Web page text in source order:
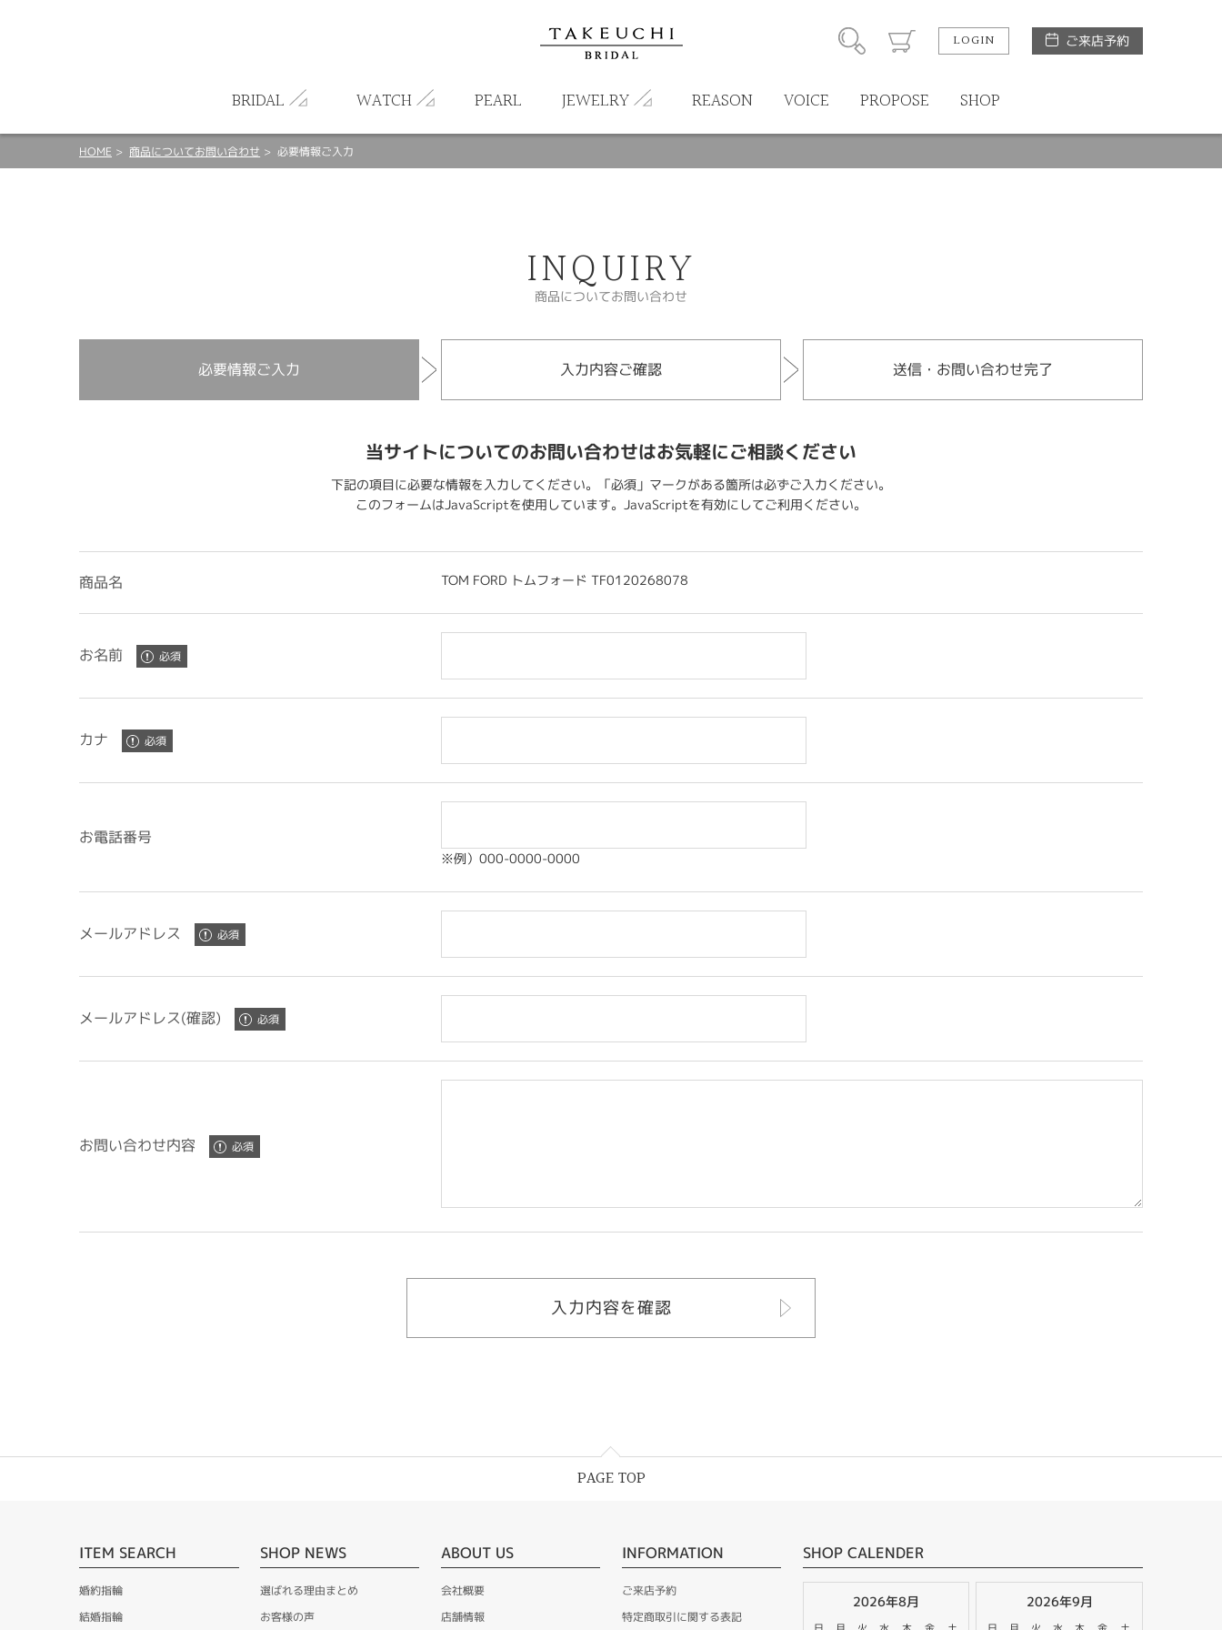
LOGIN ご来店予約
BRIDAL WATCH PEARL JEWELRY REASON VOICE PROPOSE SHOP
HOME 商品についてお問い合わせ 必要情報ご入力
INQUIRY
商品についてお問い合わせ
必要情報ご入力 入力内容ご確認 送信・お問い合わせ完了
当サイトについてのお問い合わせはお気軽にご相談ください
下記の項目に必要な情報を入力してください。「必須」マークがある箇所は必ずご入力ください。
このフォームはJavaScriptを使用しています。JavaScriptを有効にしてご利用ください。
商品名 TOM FORD トムフォード TF0120268078
お名前
カナ
お電話番号
※例）000-0000-0000
メールアドレス
メールアドレス(確認)
お問い合わせ内容
PAGE TOP
ITEM SEARCH
婚約指輪
結婚指輪
SHOP NEWS
選ばれる理由まとめ
お客様の声
ABOUT US
会社概要
店舗情報
INFORMATION
ご来店予約
特定商取引に関する表記
SHOP CALENDER
2026年8月 2026年9月